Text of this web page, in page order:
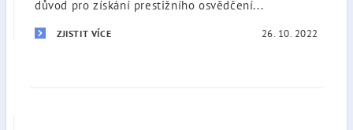
důvod pro získání prestižního osvědčení...
ZJISTIT VÍCE 26. 10. 2022